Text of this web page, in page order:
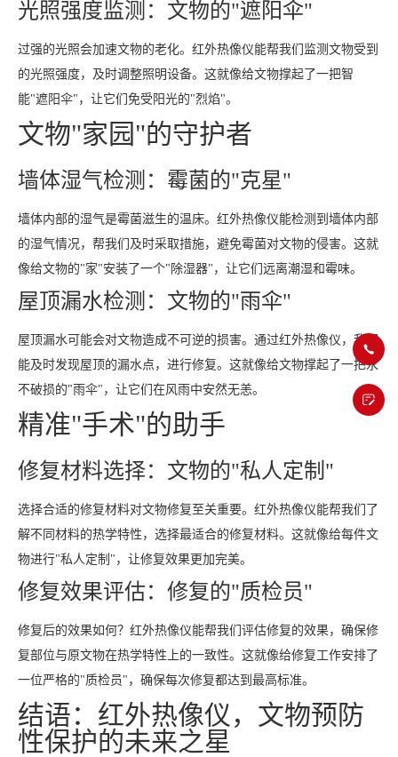
光照强度监测：文物的"遮阳伞"
过强的光照会加速文物的老化。红外热像仪能帮我们监测文物受到
的光照强度，及时调整照明设备。这就像给文物撑起了一把智
能"遮阳伞"，让它们免受阳光的"烈焰"。
文物"家园"的守护者
墙体湿气检测：霉菌的"克星"
墙体内部的湿气是霉菌滋生的温床。红外热像仪能检测到墙体内部
的湿气情况，帮我们及时采取措施，避免霉菌对文物的侵害。这就
像给文物的"家"安装了一个"除湿器"，让它们远离潮湿和霉味。
屋顶漏水检测：文物的"雨伞"
屋顶漏水可能会对文物造成不可逆的损害。通过红外热像仪，我们
能及时发现屋顶的漏水点，进行修复。这就像给文物撑起了一把永
不破损的"雨伞"，让它们在风雨中安然无恙。
精准"手术"的助手
修复材料选择：文物的"私人定制"
选择合适的修复材料对文物修复至关重要。红外热像仪能帮我们了
解不同材料的热学特性，选择最适合的修复材料。这就像给每件文
物进行"私人定制"，让修复效果更加完美。
修复效果评估：修复的"质检员"
修复后的效果如何？红外热像仪能帮我们评估修复的效果，确保修
复部位与原文物在热学特性上的一致性。这就像给修复工作安排了
一位严格的"质检员"，确保每次修复都达到最高标准。
结语：红外热像仪，文物预防
性保护的未来之星